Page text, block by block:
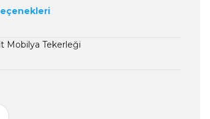
Mobilya Tekerleği